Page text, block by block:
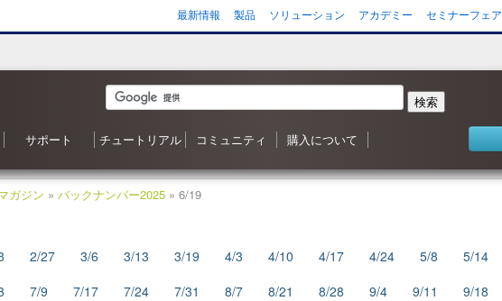
最新情報 製品 ソリューション アカデミー セミナーフェア
検索
ズ
アス
データ集 森シリーズ
サポート
お問い合わせ
OS 別対応状況
よくあるご質問（FAQ）
オンラインヘルプ
アップデータ
メールマガジン
Shade3D ナレッジベースへようこそ
チュートリアル
目次
Shade3D 操作ガイダンス
Shade3D の使い方
カスタマイズはいかがですか？
シャーロットのチュートリアル
ビデオチュートリアル
ポリゴンメッシュでキャラクタを作成
アニメーション事始め
チャレンジ！3D
Adobe製品と連携！
書籍リスト
コミュニティ
Shade3D フォーラム
事例紹介・インタビュー
特集・コンテスト
ギャラリー
購入について
Shade3D 製品のご購入について
Shapeasy の購入
マジカルスケッチ 3D の購入
ガジン » バックナンバー2025 » 6/19
2/27 3/6 3/13 3/19 4/3 4/10 4/17 4/24 5/8 5/14
7/9 7/17 7/24 7/31 8/7 8/21 8/28 9/4 9/11 9/18